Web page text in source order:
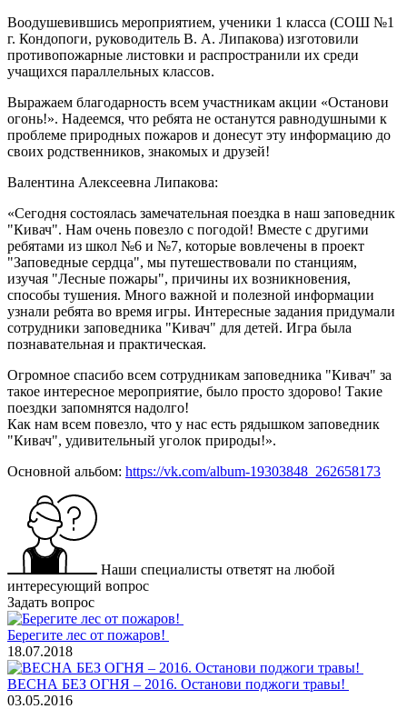
Воодушевившись мероприятием, ученики 1 класса (СОШ №1
г. Кондопоги, руководитель В. А. Липакова) изготовили
противопожарные листовки и распространили их среди
учащихся параллельных классов.
Выражаем благодарность всем участникам акции «Останови
огонь!». Надеемся, что ребята не останутся равнодушными к
проблеме природных пожаров и донесут эту информацию до
своих родственников, знакомых и друзей!
Валентина Алексеевна Липакова:
«Сегодня состоялась замечательная поездка в наш заповедник
"Кивач". Нам очень повезло с погодой! Вместе с другими
ребятами из школ №6 и №7, которые вовлечены в проект
"Заповедные сердца", мы путешествовали по станциям,
изучая "Лесные пожары", причины их возникновения,
способы тушения. Много важной и полезной информации
узнали ребята во время игры. Интересные задания придумали
сотрудники заповедника "Кивач" для детей. Игра была
познавательная и практическая.
Огромное спасибо всем сотрудникам заповедника "Кивач" за
такое интересное мероприятие, было просто здорово! Такие
поездки запомнятся надолго!
Как нам всем повезло, что у нас есть рядышком заповедник
"Кивач", удивительный уголок природы!».
Основной альбом: https://vk.com/album-19303848_262658173
Наши специалисты ответят на любой
интересующий вопрос
Задать вопрос
Берегите лес от пожаров!
18.07.2018
ВЕСНА БЕЗ ОГНЯ – 2016. Останови поджоги травы!
03.05.2016